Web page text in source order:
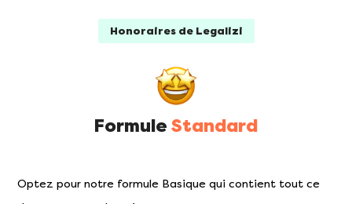
Honoraires de Legalizi
Formule Standard
Optez pour notre formule Basique qui contient tout ce